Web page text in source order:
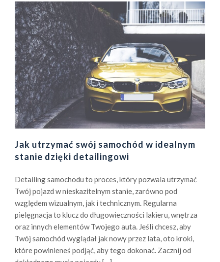
Jak utrzymać swój samochód w idealnym
stanie dzięki detailingowi
Detailing samochodu to proces, który pozwala utrzymać
Twój pojazd w nieskazitelnym stanie, zarówno pod
względem wizualnym, jak i technicznym. Regularna
pielęgnacja to klucz do długowieczności lakieru, wnętrza
oraz innych elementów Twojego auta. Jeśli chcesz, aby
Twój samochód wyglądał jak nowy przez lata, oto kroki,
które powinieneś podjąć, aby tego dokonać. Zacznij od